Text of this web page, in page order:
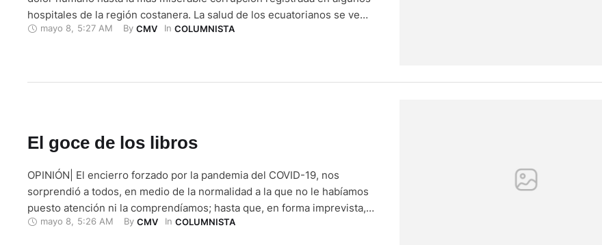
hospitales de la región costanera. La salud de los ecuatorianos se ve
agredida por el COVID-19 y por oscuras redes de corrupción,
mayo 8, 5:27 AM By CMV In COLUMNISTA
El goce de los libros
OPINIÓN| El encierro forzado por la pandemia del COVID-19, nos
sorprendió a todos, en medio de la normalidad a la que no le habíamos
puesto atención ni la comprendíamos; hasta que, en forma imprevista,
como si se tratara de un desastre natural que acaba de arrasarlo todo,
mayo 8, 5:26 AM By CMV In COLUMNISTA